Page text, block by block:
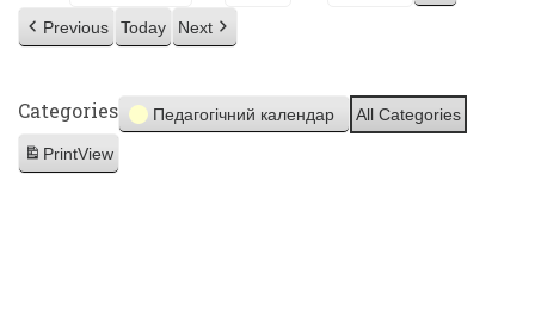
Previous Today Next
Categories Педагогічний календар All Categories
PrintView